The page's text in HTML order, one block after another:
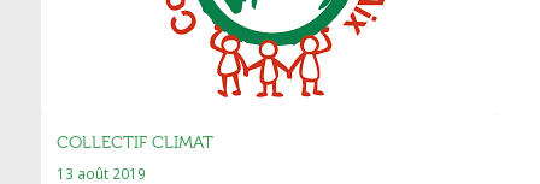
COLLECTIF CLIMAT
13 août 2019